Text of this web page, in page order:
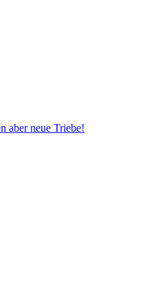
aber neue Triebe!